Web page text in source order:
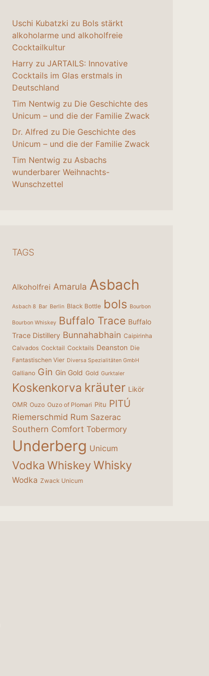
Uschi Kubatzki zu Bols stärkt
alkoholarme und alkoholfreie
Cocktailkultur
Harry zu JARTAILS: Innovative
Cocktails im Glas erstmals in
Deutschland
Tim Nentwig zu Die Geschichte des
Unicum – und die der Familie Zwack
Dr. Alfred zu Die Geschichte des
Unicum – und die der Familie Zwack
Tim Nentwig zu Asbachs
wunderbarer Weihnachts-
Wunschzettel
TAGS
Alkoholfrei Amarula Asbach
Asbach 8 Bar Berlin Black Bottle bols Bourbon
Bourbon Whiskey Buffalo Trace Buffalo
Trace Distillery Bunnahabhain Caipirinha
Calvados Cocktail Cocktails Deanston Die
Fantastischen Vier Diversa Spezialitäten GmbH
Galliano Gin Gin Gold Gold Gurktaler
Koskenkorva kräuter Likör
OMR Ouzo Ouzo of Plomari Pitu PITÚ
Riemerschmid Rum Sazerac
Southern Comfort Tobermory
Underberg Unicum
Vodka WhiskeyWhisky
Wodka Zwack Unicum